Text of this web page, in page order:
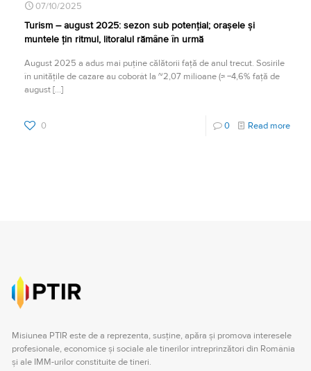
07/10/2025
Turism – august 2025: sezon sub potențial; orașele și
muntele țin ritmul, litoralul rămâne în urmă
August 2025 a adus mai puține călătorii față de anul trecut. Sosirile
în unitățile de cazare au coborât la ~2,07 milioane (≈ −4,6% față de
august[…]
0 0 Read more
Misiunea PTIR este de a reprezenta, susţine, apăra şi promova interesele
profesionale, economice şi sociale ale tinerilor întreprinzători din România
şi ale IMM-urilor constituite de tineri.